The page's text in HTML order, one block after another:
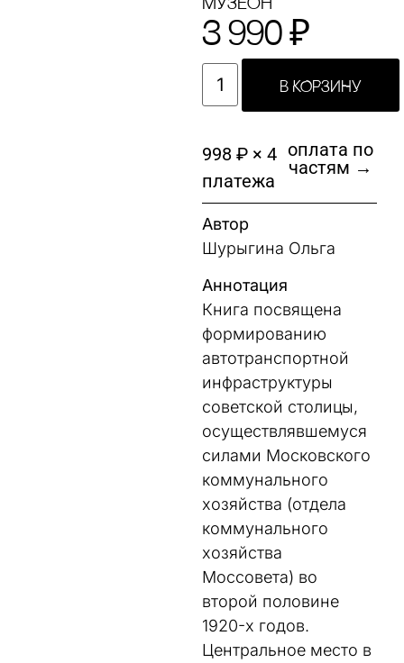
Музеон
3 990 ₽
В КОРЗИНУ
998 ₽ × 4
платежа
оплата по
частям →
Автор
Шурыгина Ольга
Аннотация
Книга посвящена
формированию
автотранспортной
инфраструктуры
советской столицы,
осуществлявшемуся
силами Московского
коммунального
хозяйства (отдела
коммунального
хозяйства
Моссовета) во
второй половине
1920-х годов.
Центральное место в